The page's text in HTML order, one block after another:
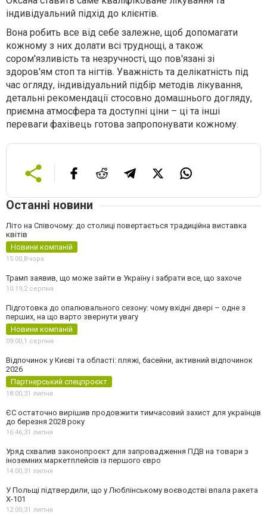
індивідуальний підхід до клієнтів.
Вона робить все від себе залежне, щоб допомагати
кожному з них долати всі труднощі, а також
сором'язливість та незручності, що пов'язані зі
здоров'ям стоп та нігтів. Уважність та делікатність під
час огляду, індивідуальний підбір методів лікування,
детальні рекомендації стосовно домашнього догляду,
приємна атмосфера та доступні ціни – ці та інші
переваги фахівець готова запропонувати кожному.
Останні новини
Літо на Співочому: до столиці повертається традиційна виставка
квітів
Новини компаній
15:00,Вчора
Трамп заявив, що може зайти в Україну і забрати все, що захоче
10:19,2 серпня
Підготовка до опалювального сезону: чому вхідні двері – одне з
перших, на що варто звернути увагу
Новини компаній
09:00,1 серпня
Відпочинок у Києві та області: пляжі, басейни, активний відпочинок
2026
Партнерський спецпроєкт
18:00,31 липня
ЄС остаточно вирішив продовжити тимчасовий захист для українців
до березня 2028 року
16:46,31 липня
Уряд схвалив законопроєкт для запровадження ПДВ на товари з
іноземних маркетплейсів із першого євро
14:00,31 липня
У Польщі підтвердили, що у Люблінському воєводстві впала ракета
Х-101
12:00,31 липня